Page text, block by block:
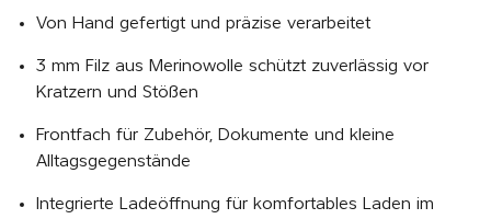
Von Hand gefertigt und präzise verarbeitet
3 mm Filz aus Merinowolle schützt zuverlässig vor
Kratzern und Stößen
Frontfach für Zubehör, Dokumente und kleine
Alltagsgegenstände
Integrierte Ladeöffnung für komfortables Laden im